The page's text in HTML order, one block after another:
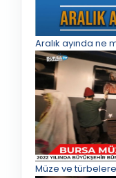
Aralık ayında ne
Müze ve